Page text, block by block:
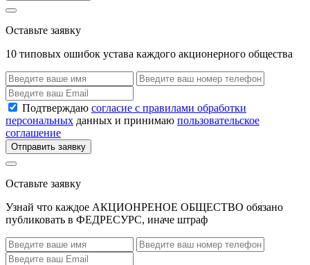
Оставьте заявку
10 типовых ошибок устава каждого акционерного общества
Подтверждаю согласие с правилами обработки
персональных данных и принимаю пользовательское
соглашение
Отправить заявку
Оставьте заявку
Узнай что каждое АКЦИОНРЕНОЕ ОБЩЕСТВО обязано
публиковать в ФЕДРЕСУРС, иначе штраф